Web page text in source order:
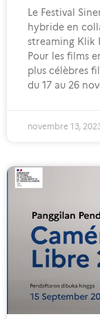
Le Festival
hybride en
streaming Klik
Pour les films
plus célèbres
du 17 au 26
novembre 13,